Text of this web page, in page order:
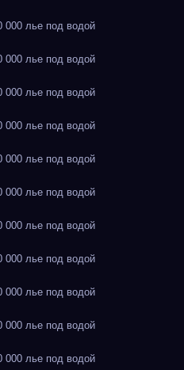
лье под водой
лье под водой
лье под водой
лье под водой
лье под водой
лье под водой
лье под водой
лье под водой
лье под водой
лье под водой
лье под водой